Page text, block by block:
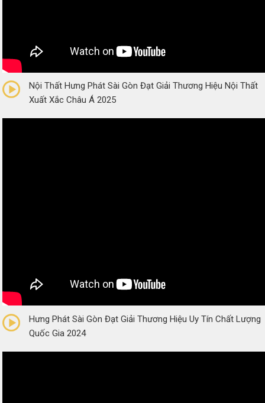
(0 Reviews)
Nội Thất Hưng Phát Sài Gòn Đạt Giải Thương Hiệu Nội Thất
Xuất Xắc Châu Á 2025
(0 Reviews)
Hưng Phát Sài Gòn Đạt Giải Thương Hiệu Uy Tín Chất Lượng
Quốc Gia 2024